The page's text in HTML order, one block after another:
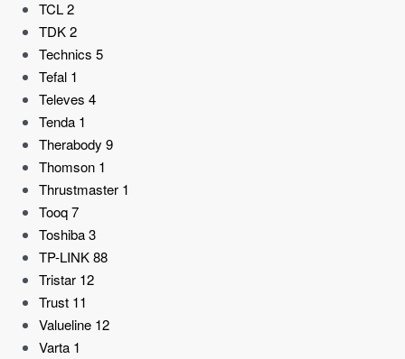
TCL2
TDK2
Technics 5
Tefal 1
Televes 4
Tenda 1
Therabody 9
Thomson 1
Thrustmaster 1
Tooq7
Toshiba3
TP-LINK88
Tristar 12
Trust 11
Valueline 12
Varta 1